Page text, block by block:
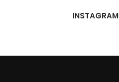
INSTAGRAM